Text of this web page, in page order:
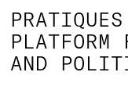
AND